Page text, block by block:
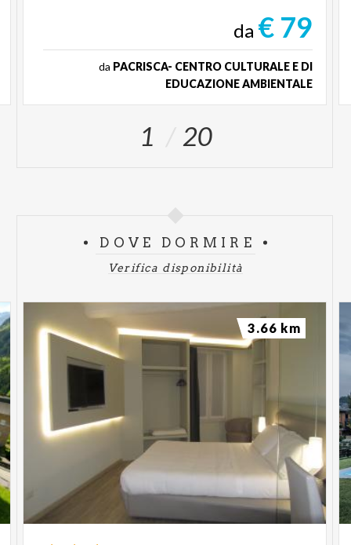
da € 79
da PACRISCA- CENTRO CULTURALE E DI
EDUCAZIONE AMBIENTALE
1 20
DOVE DORMIRE
Verifica disponibilità
3.66 km